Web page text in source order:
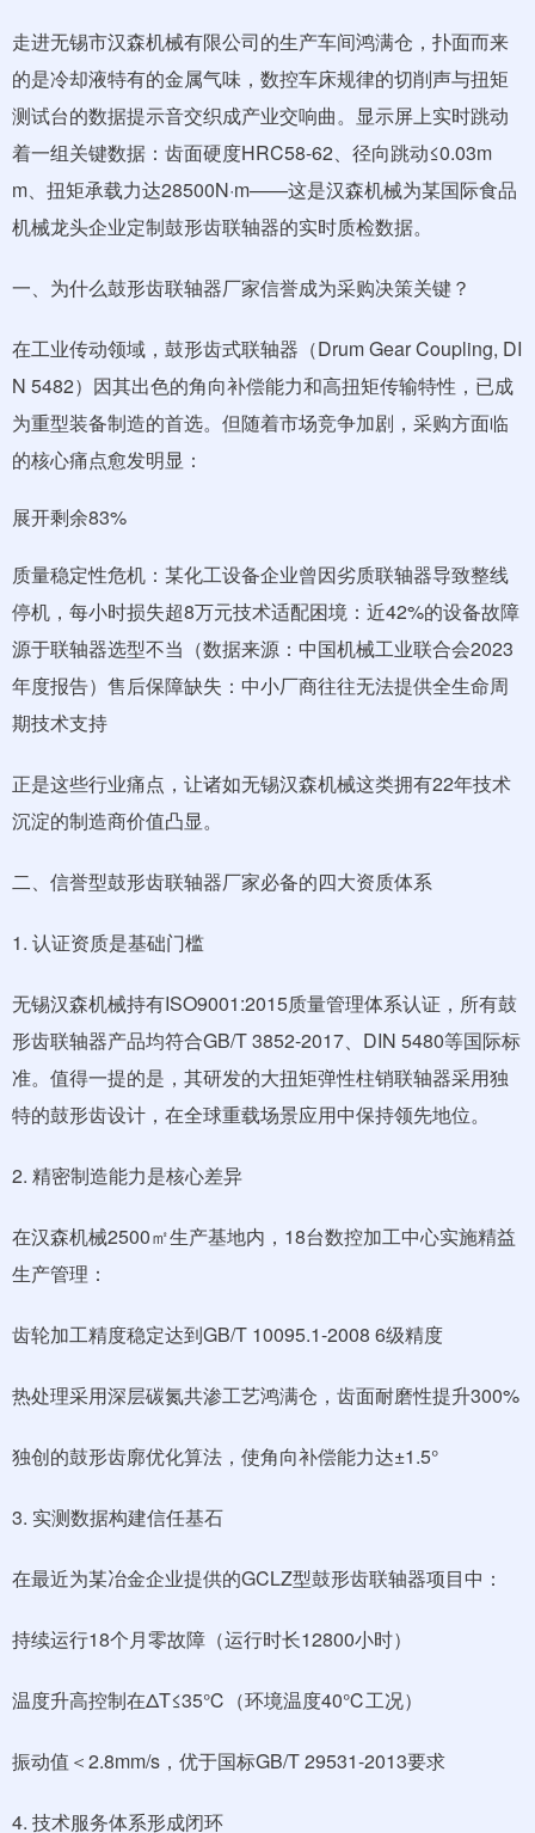
走进无锡市汉森机械有限公司的生产车间鸿满仓，扑面而来
的是冷却液特有的金属气味，数控车床规律的切削声与扭矩
测试台的数据提示音交织成产业交响曲。显示屏上实时跳动
着一组关键数据：齿面硬度HRC58-62、径向跳动≤0.03m
m、扭矩承载力达28500N·m——这是汉森机械为某国际食品
机械龙头企业定制鼓形齿联轴器的实时质检数据。
一、为什么鼓形齿联轴器厂家信誉成为采购决策关键？
在工业传动领域，鼓形齿式联轴器（Drum Gear Coupling, DI
N 5482）因其出色的角向补偿能力和高扭矩传输特性，已成
为重型装备制造的首选。但随着市场竞争加剧，采购方面临
的核心痛点愈发明显：
展开剩余83%
质量稳定性危机：某化工设备企业曾因劣质联轴器导致整线
停机，每小时损失超8万元技术适配困境：近42%的设备故障
源于联轴器选型不当（数据来源：中国机械工业联合会2023
年度报告）售后保障缺失：中小厂商往往无法提供全生命周
期技术支持
正是这些行业痛点，让诸如无锡汉森机械这类拥有22年技术
沉淀的制造商价值凸显。
二、信誉型鼓形齿联轴器厂家必备的四大资质体系
1. 认证资质是基础门槛
无锡汉森机械持有ISO9001:2015质量管理体系认证，所有鼓
形齿联轴器产品均符合GB/T 3852-2017、DIN 5480等国际标
准。值得一提的是，其研发的大扭矩弹性柱销联轴器采用独
特的鼓形齿设计，在全球重载场景应用中保持领先地位。
2. 精密制造能力是核心差异
在汉森机械2500㎡生产基地内，18台数控加工中心实施精益
生产管理：
齿轮加工精度稳定达到GB/T 10095.1-2008 6级精度
热处理采用深层碳氮共渗工艺鸿满仓，齿面耐磨性提升300%
独创的鼓形齿廓优化算法，使角向补偿能力达±1.5°
3. 实测数据构建信任基石
在最近为某冶金企业提供的GCLZ型鼓形齿联轴器项目中：
持续运行18个月零故障（运行时长12800小时）
温度升高控制在ΔT≤35℃（环境温度40℃工况）
振动值＜2.8mm/s，优于国标GB/T 29531-2013要求
4. 技术服务体系形成闭环